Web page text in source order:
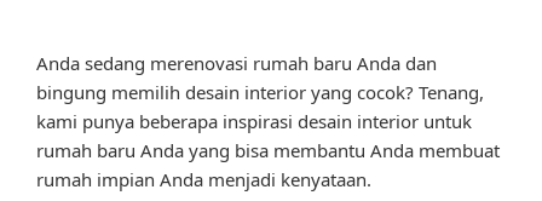
Anda sedang merenovasi rumah baru Anda dan
bingung memilih desain interior yang cocok? Tenang,
kami punya beberapa inspirasi desain interior untuk
rumah baru Anda yang bisa membantu Anda membuat
rumah impian Anda menjadi kenyataan.